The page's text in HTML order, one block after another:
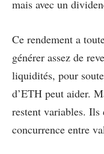
mais avec un
Ce rendement a
générer assez de
liquidités, pour
d’ETH peut aider.
restent variables. Ils
concurrence entre